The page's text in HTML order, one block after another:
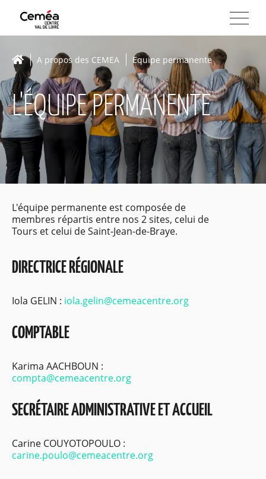
A propos des CEMEA Equipe permanente
L'ÉQUIPE PERMANENTE
L'équipe permanente est composée de
membres répartis entre nos 2 sites, celui de
Tours et celui de Saint-Jean-de-Braye.
DIRECTRICE RÉGIONALE
Iola GELIN : iola.gelin@cemeacentre.org
COMPTABLE
Karima AACHBOUN :
compta@cemeacentre.org
SECRÉTAIRE ADMINISTRATIVE ET ACCUEIL
Carine COUYOTOPOULO :
carine.poulo@cemeacentre.org